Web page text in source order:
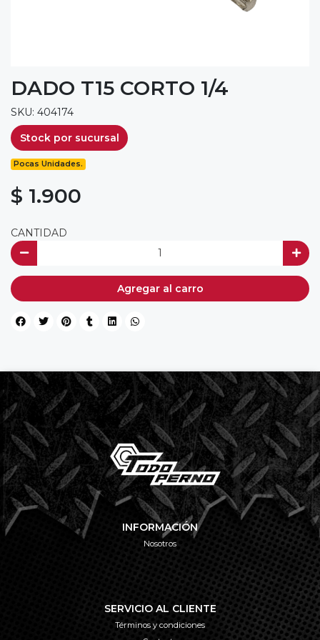
DADO T15 CORTO 1/4
SKU: 404174
Stock por sucursal
Pocas Unidades.
$ 1.900
CANTIDAD
Agregar al carro
INFORMACIÓN
Nosotros
SERVICIO AL CLIENTE
Términos y condiciones